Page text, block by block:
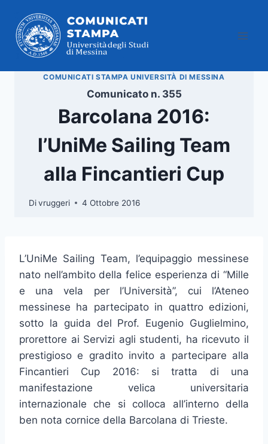
contenuto
COMUNICATI STAMPA UNIVERSITÀ DI MESSINA
Comunicato n. 355
Barcolana 2016:
l’UniMe Sailing Team
alla Fincantieri Cup
Divruggeri 4 Ottobre 2016
L’UniMe Sailing Team, l’equipaggio messinese
nato nell’ambito della felice esperienza di “Mille
e una vela per l’Università”, cui l’Ateneo
messinese ha partecipato in quattro edizioni,
sotto la guida del Prof. Eugenio Guglielmino,
prorettore ai Servizi agli studenti, ha ricevuto il
prestigioso e gradito invito a partecipare alla
Fincantieri Cup 2016: si tratta di una
manifestazione velica universitaria
internazionale che si colloca all’interno della
ben nota cornice della Barcolana di Trieste.